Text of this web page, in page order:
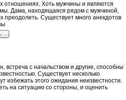
отношениях. Хоть мужчины и являются
Дама, находящаяся рядом с мужчиной,
преодолеть. Существует много анекдотов
встреча с начальством и другие, способны
Существует несколько
избежать этого ожидания неизвестности.
на ситуацию со стороны, и оценить